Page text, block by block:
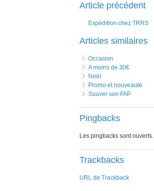
Article précédent
Expédition chez TRRS
Articles similaires
Occasion
A moins de 30€
Noël
Promo et nouveauté
Sauver son FAP
Pingbacks
Les pingbacks sont ouverts.
Trackbacks
URL de Trackback